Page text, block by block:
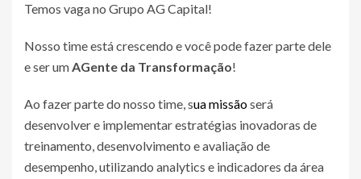
Temos vaga no Grupo AG Capital!
Nosso time está crescendo e você pode fazer parte dele
e ser umAGente da Transformação!
Ao fazer parte do nosso time, sua missãoserá
desenvolver e implementar estratégias inovadoras de
treinamento, desenvolvimento e avaliação de
desempenho, utilizando analytics e indicadores da área